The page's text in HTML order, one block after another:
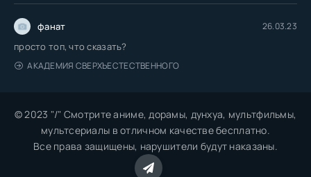
фанат 26.03.23
просто топ, что сказать?
АКАДЕМИЯ СВЕРХЪЕСТЕСТВЕННОГО
© 2023 "/" Смотрите аниме, дорамы, дунхуа, мультфильмы,
мультсериалы в отличном качестве бесплатно.
Все права защищены, нарушители будут наказаны.